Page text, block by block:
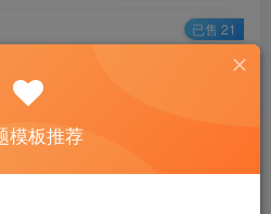
查看
9.9
已售 21
模板推荐